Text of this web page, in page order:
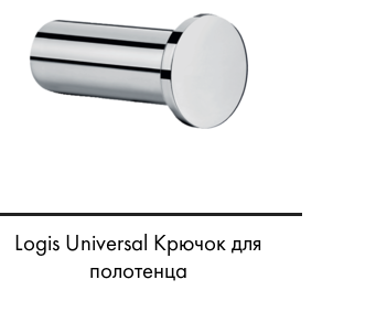
Logis Universal Крючок для
полотенца